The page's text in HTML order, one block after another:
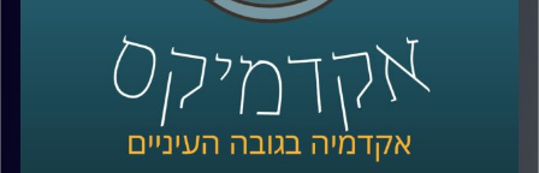
ובפרק הזה –חוק יסוד: החקיקה, חוק יסוד ששרי המשפטים
בשנים האחרונות (ומאז 2004, אז הונח לראשונה על שולחן
הכנסת) מנסים לקדם אך טרם חוקק. מה חוק היסוד אומר, למה
הוא נחוץ, על מה המחלוקת, ומה הבעיות בו? האזינו.